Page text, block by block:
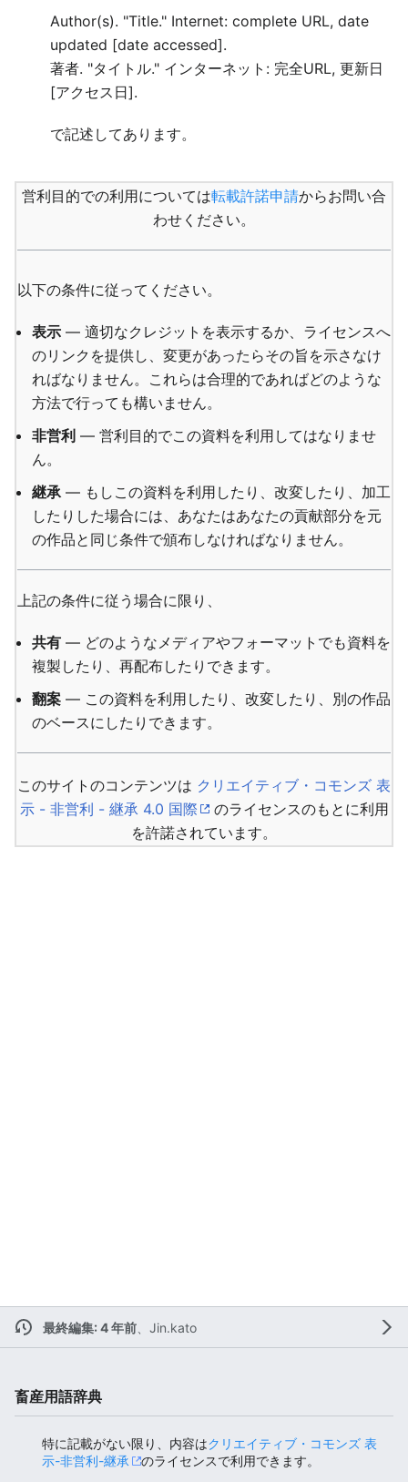
Author(s). "Title." Internet: complete URL, date
updated [date accessed].
著者. "タイトル." インターネット: 完全URL, 更新日
[アクセス日].
で記述してあります。
営利目的での利用については転載許諾申請からお問い合
わせください。
以下の条件に従ってください。
表示 — 適切なクレジットを表示するか、ライセンスへ
のリンクを提供し、変更があったらその旨を示さなけ
ればなりません。これらは合理的であればどのような
方法で行っても構いません。
非営利 — 営利目的でこの資料を利用してはなりませ
ん。
継承— もしこの資料を利用したり、改変したり、加工
したりした場合には、あなたはあなたの貢献部分を元
の作品と同じ条件で頒布しなければなりません。
上記の条件に従う場合に限り、
共有 — どのようなメディアやフォーマットでも資料を
複製したり、再配布したりできます。
翻案 — この資料を利用したり、改変したり、別の作品
のベースにしたりできます。
このサイトのコンテンツは クリエイティブ・コモンズ 表
示 - 非営利 - 継承 4.0 国際
のライセンスのもとに利用
を許諾されています。
最終編集: 4 年前、 Jin.kato
畜産用語辞典
特に記載がない限り、内容はクリエイティブ・コモンズ 表
示-非営利-継承
のライセンスで利用できます。